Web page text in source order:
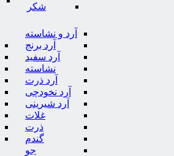
شکر
آرد و نشاسته
آرد برنج
آرد سفید
نشاسته
آرد ذرت
آرد نخودچی
آرد شیرینی
غلات
ذرت
گندم
جو